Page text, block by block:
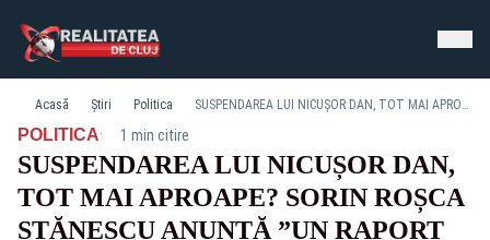
Acasă Știri Politica SUSPENDAREA LUI NICUȘOR DAN, TOT MAI APROAPE? SORIN ROȘCA STĂNESCU ANUNȚĂ ”UN RAPORT DEVASTATOR” DESPRE ANULAREA ALEGERILOR
POLITICA· 1 min citire
SUSPENDAREA LUI NICUȘOR DAN,
TOT MAI APROAPE? SORIN ROȘCA
STĂNESCU ANUNȚĂ ”UN RAPORT